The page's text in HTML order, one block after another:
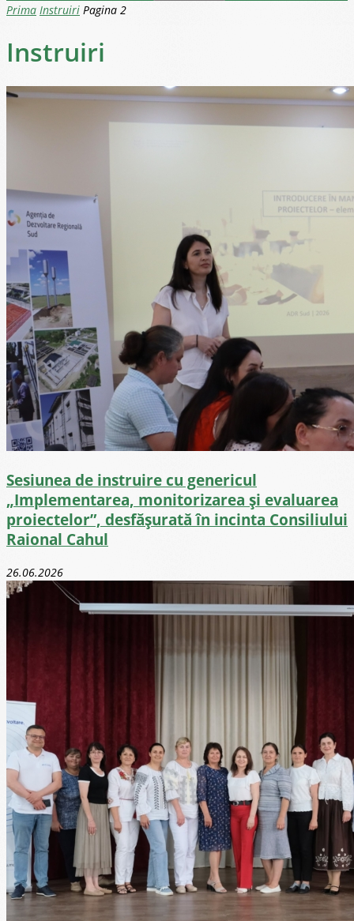
Prima Instruiri Pagina 2
Instruiri
Sesiunea de instruire cu genericul
„Implementarea, monitorizarea și evaluarea
proiectelor”, desfășurată în incinta Consiliului
Raional Cahul
26.06.2026